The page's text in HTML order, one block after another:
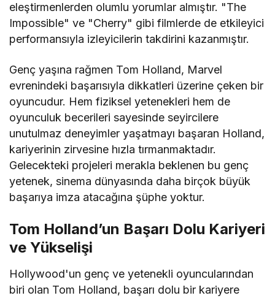
eleştirmenlerden olumlu yorumlar almıştır. "The
Impossible" ve "Cherry" gibi filmlerde de etkileyici
performansıyla izleyicilerin takdirini kazanmıştır.
Genç yaşına rağmen Tom Holland, Marvel
evrenindeki başarısıyla dikkatleri üzerine çeken bir
oyuncudur. Hem fiziksel yetenekleri hem de
oyunculuk becerileri sayesinde seyircilere
unutulmaz deneyimler yaşatmayı başaran Holland,
kariyerinin zirvesine hızla tırmanmaktadır.
Gelecekteki projeleri merakla beklenen bu genç
yetenek, sinema dünyasında daha birçok büyük
başarıya imza atacağına şüphe yoktur.
Tom Holland’un Başarı Dolu Kariyeri
ve Yükselişi
Hollywood'un genç ve yetenekli oyuncularından
biri olan Tom Holland, başarı dolu bir kariyere